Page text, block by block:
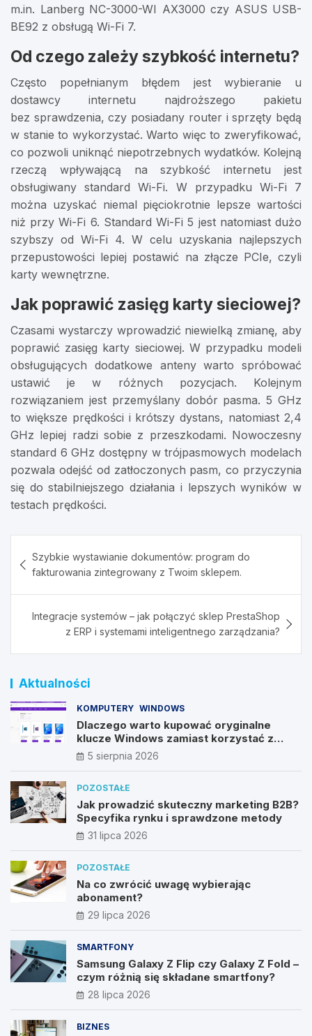
m.in. Lanberg NC-3000-WI AX3000 czy ASUS USB-
BE92 z obsługą Wi-Fi 7.
Od czego zależy szybkość internetu?
Często popełnianym błędem jest wybieranie u
dostawcy internetu najdroższego pakietu
bez sprawdzenia, czy posiadany router i sprzęty będą
w stanie to wykorzystać. Warto więc to zweryfikować,
co pozwoli uniknąć niepotrzebnych wydatków. Kolejną
rzeczą wpływającą na szybkość internetu jest
obsługiwany standard Wi-Fi. W przypadku Wi-Fi 7
można uzyskać niemal pięciokrotnie lepsze wartości
niż przy Wi-Fi 6. Standard Wi-Fi 5 jest natomiast dużo
szybszy od Wi-Fi 4. W celu uzyskania najlepszych
przepustowości lepiej postawić na złącze PCIe, czyli
karty wewnętrzne.
Jak poprawić zasięg karty sieciowej?
Czasami wystarczy wprowadzić niewielką zmianę, aby
poprawić zasięg karty sieciowej. W przypadku modeli
obsługujących dodatkowe anteny warto spróbować
ustawić je w różnych pozycjach. Kolejnym
rozwiązaniem jest przemyślany dobór pasma. 5 GHz
to większe prędkości i krótszy dystans, natomiast 2,4
GHz lepiej radzi sobie z przeszkodami. Nowoczesny
standard 6 GHz dostępny w trójpasmowych modelach
pozwala odejść od zatłoczonych pasm, co przyczynia
się do stabilniejszego działania i lepszych wyników w
testach prędkości.
wpisu
Szybkie wystawianie dokumentów: program do
fakturowania zintegrowany z Twoim sklepem.
Integracje systemów – jak połączyć sklep PrestaShop
z ERP i systemami inteligentnego zarządzania?
Aktualności
KOMPUTERY WINDOWS
Dlaczego warto kupować oryginalne
klucze Windows zamiast korzystać z
nieautoryzowanych źródeł?
5 sierpnia 2026
POZOSTAŁE
Jak prowadzić skuteczny marketing B2B?
Specyfika rynku i sprawdzone metody
31 lipca 2026
POZOSTAŁE
Na co zwrócić uwagę wybierając
abonament?
29 lipca 2026
SMARTFONY
Samsung Galaxy Z Flip czy Galaxy Z Fold –
czym różnią się składane smartfony?
28 lipca 2026
BIZNES